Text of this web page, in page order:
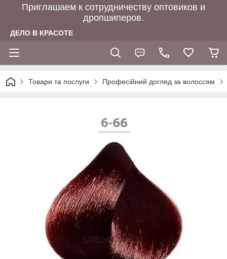
Приглашаем к сотрудничеству оптовиков и
дропшиперов.
ДЕЛО В КРАСОТЕ
Товари та послуги Професійний догляд за волоссям